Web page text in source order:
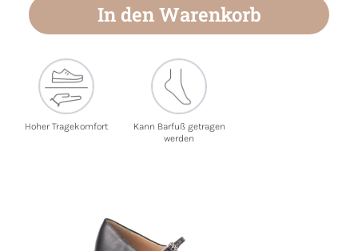
In den Warenkorb
Hoher Tragekomfort
Kann Barfuß getragen
werden